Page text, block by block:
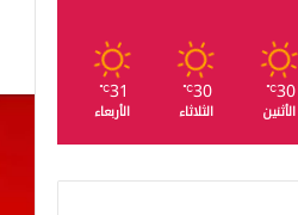
30
℃
الأثنين
30
℃
الثلاثاء
31
℃
الأربعاء